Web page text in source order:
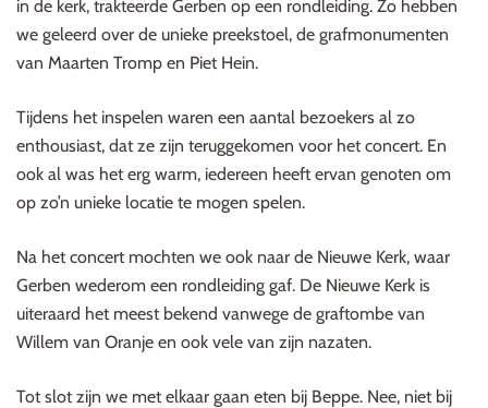
in de kerk, trakteerde Gerben op een rondleiding. Zo hebben
we geleerd over de unieke preekstoel, de grafmonumenten
van Maarten Tromp en Piet Hein.
Tijdens het inspelen waren een aantal bezoekers al zo
enthousiast, dat ze zijn teruggekomen voor het concert. En
ook al was het erg warm, iedereen heeft ervan genoten om
op zo’n unieke locatie te mogen spelen.
Na het concert mochten we ook naar de Nieuwe Kerk, waar
Gerben wederom een rondleiding gaf. De Nieuwe Kerk is
uiteraard het meest bekend vanwege de graftombe van
Willem van Oranje en ook vele van zijn nazaten.
Tot slot zijn we met elkaar gaan eten bij Beppe. Nee, niet bij